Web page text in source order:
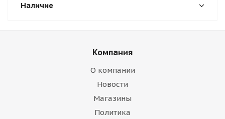
Наличие
Компания
О компании
Новости
Магазины
Политика